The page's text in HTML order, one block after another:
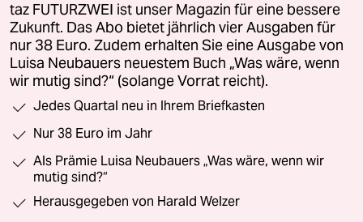
taz FUTURZWEI ist unser Magazin für eine bessere
Zukunft. Das Abo bietet jährlich vier Ausgaben für
nur 38 Euro. Zudem erhalten Sie eine Ausgabe von
Luisa Neubauers neuestem Buch „Was wäre, wenn
wir mutig sind?“ (solange Vorrat reicht).
Jedes Quartal neu in Ihrem Briefkasten
Nur 38 Euro im Jahr
Als Prämie Luisa Neubauers „Was wäre, wenn wir
mutig sind?“
Herausgegeben von Harald Welzer